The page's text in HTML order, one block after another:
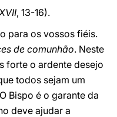
, 13-16).
para os vossos fiéis.
de comunhão. Neste
forte o ardente desejo
todos sejam um
Bispo é o garante da
deve ajudar a